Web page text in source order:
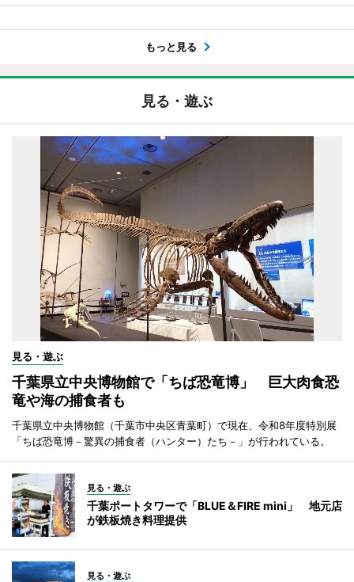
もっと見る
見る・遊ぶ
見る・遊ぶ
千葉県立中央博物館で「ちば恐竜博」 巨大肉食恐
竜や海の捕食者も
千葉県立中央博物館（千葉市中央区青葉町）で現在、令和8年度特別展
「ちば恐竜博－驚異の捕食者（ハンター）たち－」が行われている。
見る・遊ぶ
千葉ポートタワーで「BLUE＆FIRE mini」 地元店
が鉄板焼き料理提供
見る・遊ぶ